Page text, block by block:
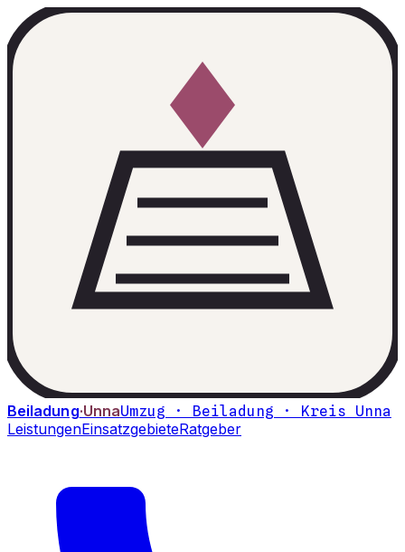
Beiladung·UnnaUmzug · Beiladung · Kreis Unna
LeistungenEinsatzgebieteRatgeber